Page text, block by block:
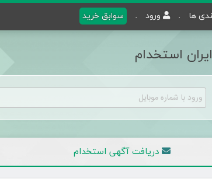
ها ورود سوابق خرید
استخدام
دریافت آگهی استخدام